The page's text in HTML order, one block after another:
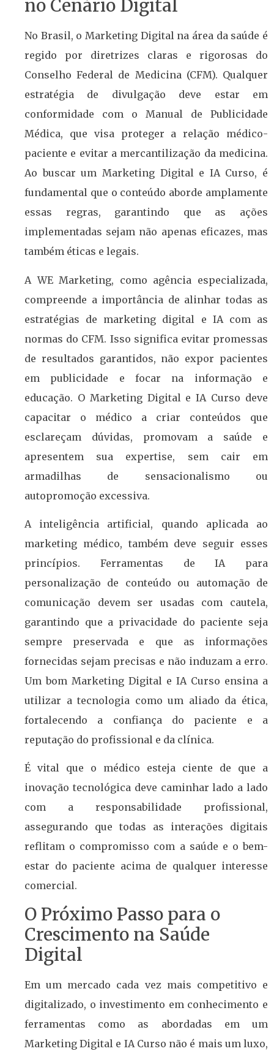
no Cenário Digital
No Brasil, o Marketing Digital na área da saúde é
regido por diretrizes claras e rigorosas do
Conselho Federal de Medicina (CFM). Qualquer
estratégia de divulgação deve estar em
conformidade com o Manual de Publicidade
Médica, que visa proteger a relação médico-
paciente e evitar a mercantilização da medicina.
Ao buscar um Marketing Digital e IA Curso, é
fundamental que o conteúdo aborde amplamente
essas regras, garantindo que as ações
implementadas sejam não apenas eficazes, mas
também éticas e legais.
A WE Marketing, como agência especializada,
compreende a importância de alinhar todas as
estratégias de marketing digital e IA com as
normas do CFM. Isso significa evitar promessas
de resultados garantidos, não expor pacientes
em publicidade e focar na informação e
educação. O Marketing Digital e IA Curso deve
capacitar o médico a criar conteúdos que
esclareçam dúvidas, promovam a saúde e
apresentem sua expertise, sem cair em
armadilhas de sensacionalismo ou
autopromoção excessiva.
A inteligência artificial, quando aplicada ao
marketing médico, também deve seguir esses
princípios. Ferramentas de IA para
personalização de conteúdo ou automação de
comunicação devem ser usadas com cautela,
garantindo que a privacidade do paciente seja
sempre preservada e que as informações
fornecidas sejam precisas e não induzam a erro.
Um bom Marketing Digital e IA Curso ensina a
utilizar a tecnologia como um aliado da ética,
fortalecendo a confiança do paciente e a
reputação do profissional e da clínica.
É vital que o médico esteja ciente de que a
inovação tecnológica deve caminhar lado a lado
com a responsabilidade profissional,
assegurando que todas as interações digitais
reflitam o compromisso com a saúde e o bem-
estar do paciente acima de qualquer interesse
comercial.
O Próximo Passo para o
Crescimento na Saúde
Digital
Em um mercado cada vez mais competitivo e
digitalizado, o investimento em conhecimento e
ferramentas como as abordadas em um
Marketing Digital e IA Curso não é mais um luxo,